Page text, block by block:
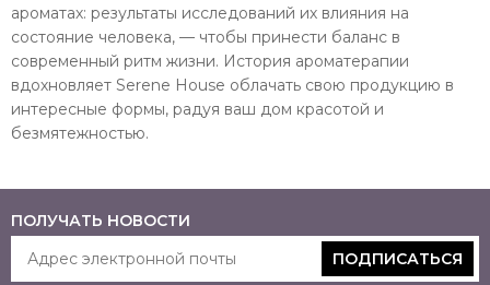
ароматах: результаты исследований их влияния на
состояние человека, — чтобы принести баланс в
современный ритм жизни. История ароматерапии
вдохновляет Serene House облачать свою продукцию в
интересные формы, радуя ваш дом красотой и
безмятежностью.
ПОЛУЧАТЬ НОВОСТИ
ПОДПИСАТЬСЯ